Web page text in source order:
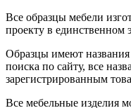
Все образцы мебели
проекту в единственном
Образцы имеют названия
поиска по сайту, все
зарегистрированным
Все мебельные изделия